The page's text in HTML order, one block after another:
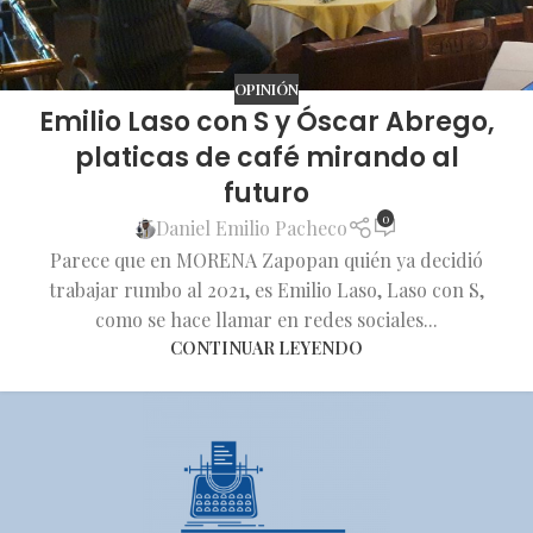
OPINIÓN
Emilio Laso con S y Óscar Abrego,
platicas de café mirando al
futuro
Daniel Emilio Pacheco 0
Parece que en MORENA Zapopan quién ya decidió
trabajar rumbo al 2021, es Emilio Laso, Laso con S,
como se hace llamar en redes sociales...
CONTINUAR LEYENDO